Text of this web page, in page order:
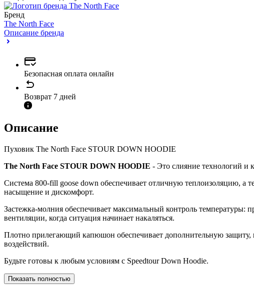
Бренд
The North Face
Описание бренда
Безопасная оплата онлайн
Возврат 7 дней
Описание
Пуховик The North Face STOUR DOWN HOODIE
The North Face STOUR DOWN HOODIE - Это слияние технологий и
Система 800-fill goose down обеспечивает отличную теплоизоляцию, а
насыщение и дискомфорт.
Застежка-молния обеспечивает максимальный контроль
вентиляции, когда ситуация начинает накаляться.
Плотно прилегающий капюшон обеспечивает дополнительную защиту,
воздействий.
Будьте готовы к любым условиям с Speedtour Down Hoodie.
Показать полностью